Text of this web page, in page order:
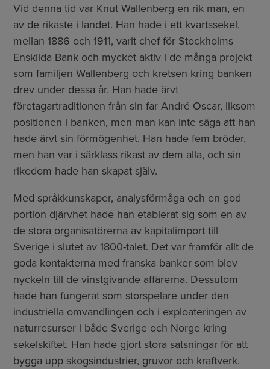
Vid denna tid var Knut Wallenberg en rik man, en
av de rikaste i landet. Han hade i ett kvartssekel,
mellan 1886 och 1911, varit chef för Stockholms
Enskilda Bank och mycket aktiv i de många projekt
som familjen Wallenberg och kretsen kring banken
drev under dessa år. Han hade ärvt
företagartraditionen från sin far André Oscar, liksom
positionen i banken, men man kan inte säga att han
hade ärvt sin förmögenhet. Han hade fem bröder,
men han var i särklass rikast av dem alla, och sin
rikedom hade han skapat själv.
Med språkkunskaper, analysförmåga och en god
portion djärvhet hade han etablerat sig som en av
de stora organisatörerna av kapitalimport till
Sverige i slutet av 1800-talet. Det var framför allt de
goda kontakterna med franska banker som blev
nyckeln till de vinstgivande affärerna. Dessutom
hade han fungerat som storspelare under den
industriella omvandlingen och i exploateringen av
naturresurser i både Sverige och Norge kring
sekelskiftet. Han hade gjort stora satsningar för att
bygga upp skogsindustrier, gruvor och kraftverk.